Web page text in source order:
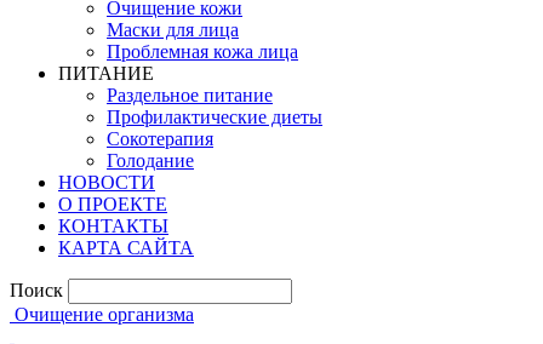
Очищение кожи
Маски для лица
Проблемная кожа лица
ПИТАНИЕ
Раздельное питание
Профилактические диеты
Сокотерапия
Голодание
НОВОСТИ
О ПРОЕКТЕ
КОНТАКТЫ
КАРТА САЙТА
Поиск
Очищение организма